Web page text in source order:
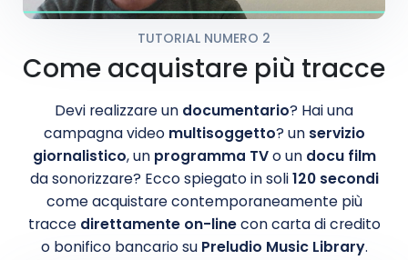
TUTORIAL NUMERO 2
Come acquistare più tracce
Devi realizzare un documentario? Hai una
campagna video multisoggetto? un servizio
giornalistico, un programma TVo un docu film
da sonorizzare? Ecco spiegato in soli120 secondi
come acquistare contemporaneamente più
tracce direttamente on-linecon carta di credito
o bonifico bancario su Preludio Music Library.